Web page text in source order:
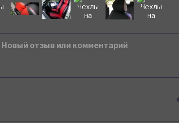
Новый отзыв или комментарий